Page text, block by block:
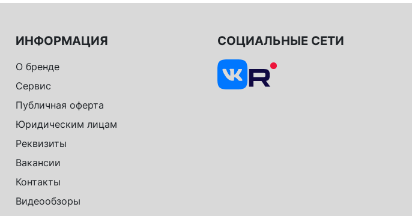
ИНФОРМАЦИЯ
О бренде
Сервис
Публичная оферта
Юридическим лицам
Реквизиты
Вакансии
Контакты
Видеообзоры
СОЦИАЛЬНЫЕ СЕТИ